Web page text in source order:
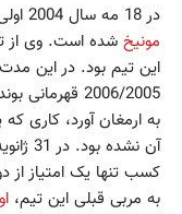
در 18 مه سال 2004 اولی هوینس اعلام کرد که ماگات مربی
مونیخ
2006/2005
به ارمغان آورد، کاری
کسب تنها یک امتیاز از
به مربی قبلی این تیم،